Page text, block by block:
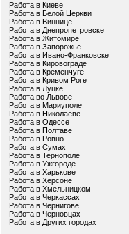
Работа в Киеве
Работа в Белой Церкви
Работа в Виннице
Работа в Днепропетровске
Работа в Житомире
Работа в Запорожье
Работа в Ивано-Франковске
Работа в Кировограде
Работа в Кременчуге
Работа в Кривом Роге
Работа в Луцке
Работа во Львове
Работа в Мариуполе
Работа в Николаеве
Работа в Одессе
Работа в Полтаве
Работа в Ровно
Работа в Сумах
Работа в Тернополе
Работа в Ужгороде
Работа в Харькове
Работа в Херсоне
Работа в Хмельницком
Работа в Черкассах
Работа в Чернигове
Работа в Черновцах
Работа в Других городах